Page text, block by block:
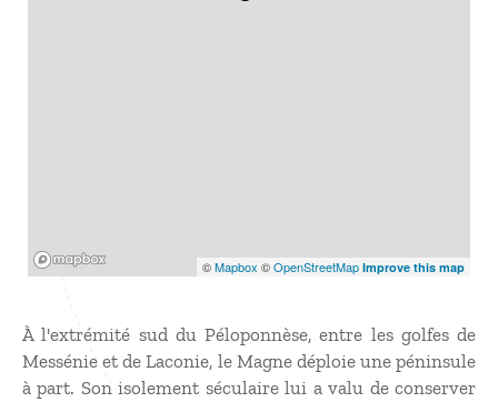
©Mapbox ©OpenStreetMap Improve this map
À l'extrémité sud du Péloponnèse, entre les golfes de
Messénie et de Laconie, le Magne déploie une péninsule
à part. Son isolement séculaire lui a valu de conserver